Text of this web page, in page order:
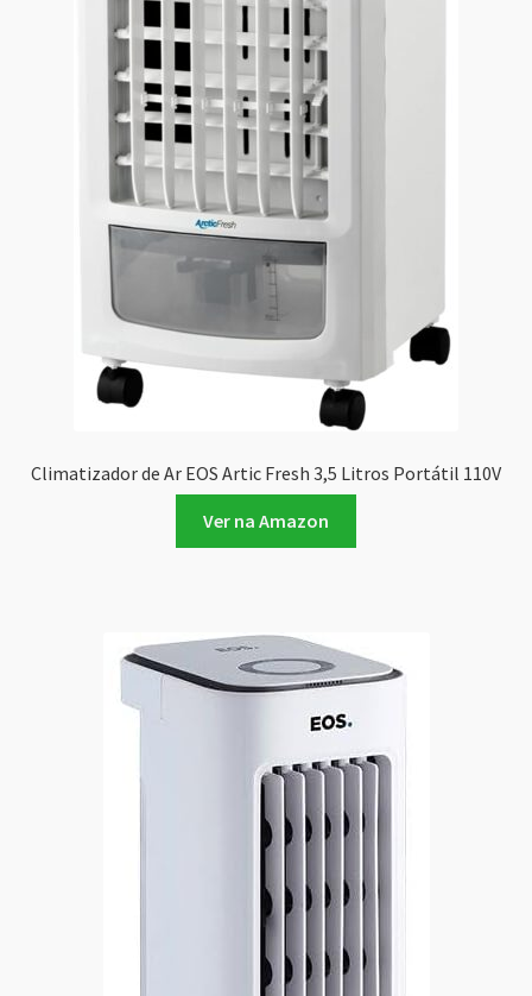
Climatizador de Ar EOS Artic Fresh 3,5 Litros Portátil 110V
Ver na Amazon